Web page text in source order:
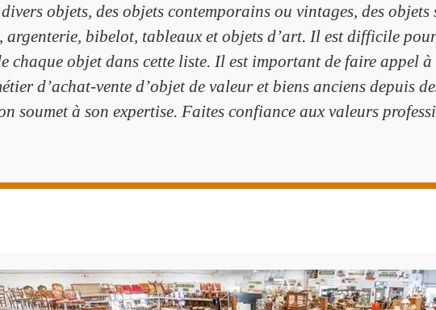
objets, des objets contemporains ou vintages, des objets
bibelot, tableaux et objets d’art. Il est difficile
chaque objet dans cette liste. Il est important de faire appel
d’achat-vente d’objet de valeur et biens anciens depuis
soumet à son expertise. Faites confiance aux valeurs